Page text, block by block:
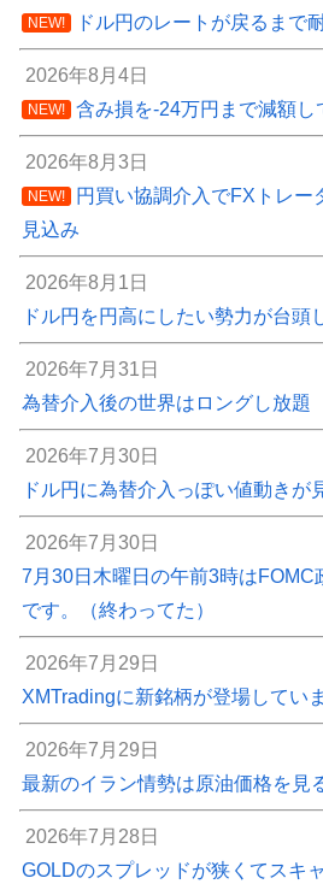
NEW! ドル円のレートが戻るまで
2026年8月4日
NEW! 含み損を-24万円まで減額し
2026年8月3日
NEW!
円買い協調介入でFXトレー
見込み
2026年8月1日
ドル円を円高にしたい勢力が台頭
2026年7月31日
為替介入後の世界はロングし放題
2026年7月30日
ドル円に為替介入っぽい値動きが
2026年7月30日
7月30日木曜日の午前3時はFOMC
です。（終わってた）
2026年7月29日
XMTradingに新銘柄が登場してい
2026年7月29日
最新のイラン情勢は原油価格を見
2026年7月28日
GOLDのスプレッドが狭くてスキ